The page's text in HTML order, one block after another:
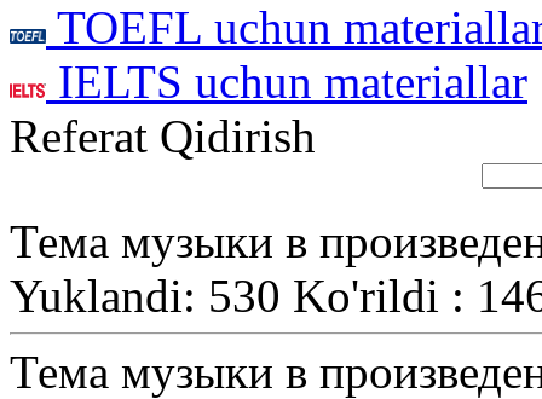
TOEFL uchun
IELTS uchun materiallar
Referat Qidirish
Тема музыки в
Yuklandi: 530 Ko'rildi :
Тема музыки в